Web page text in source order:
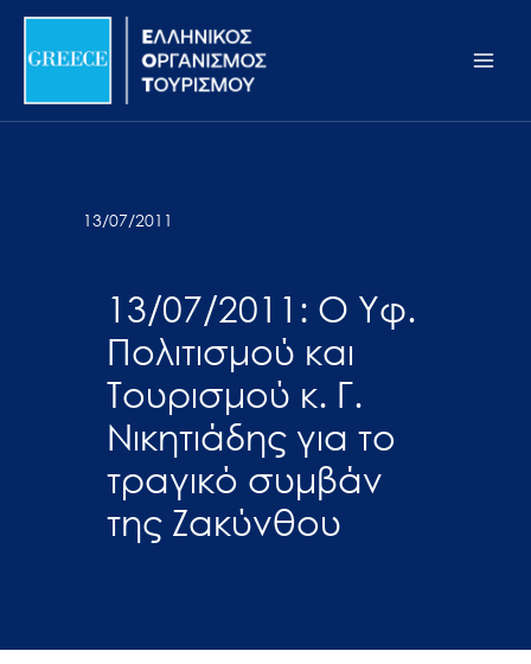
Σημείωση:
ιστότοπος
προσβασιμότητας.
Μετάβαση
περιεχόμενο
13/07/2011
13/07/2011: Ο Υφ.
Πολιτισμού και
Τουρισμού κ. Γ.
Νικητιάδης για το
τραγικό συμβάν
της Ζακύνθου